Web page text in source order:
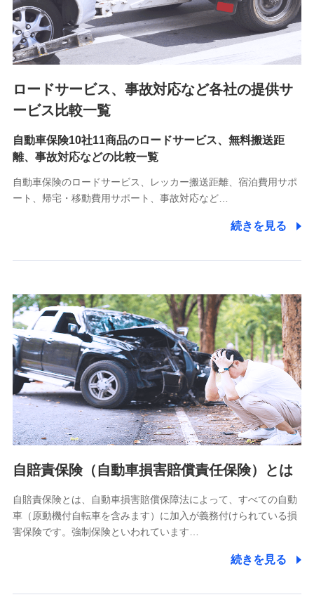
8.取引先個人情報
取引先としての選定業務、営業情報の提供業務、契約締結手
続き業務、取引管理業務、およびこれらに準ずる業務の遂行
のため
9.お問い合わせ情報
各種お問い合わせに対応するため
10.受託業務の 個人情報
受託業務の遂行およびこれらに準ずる業務の遂行のため
11.マイカー通勤管理クラウド並びに法人向けASPサー
をお送りするため
分析するため
当社の対応品質向上やお問い合わせ内容の正確な把握のため
個人情報保護管理者の職名、連絡先
株式会社ドコモ・インシュアランス 営業部長
〒103-0013 東京都中央区日本橋人形町2-14-10 アーバン
ネット日本橋ビル 3F
株式会社ドコモ・インシュアランス
個人情報の第三者提供について
除き、第三者に提供いたしません。
業務の委託
当社は利用目的の達成に必要な範囲内において個人情報の取
ロードサービス、事故対応など各社の提供サ
ービス比較一覧
自動車保険10社11商品のロードサービス、無料搬送距
離、事故対応などの比較一覧
自動車保険のロードサービス、レッカー搬送距離、宿泊費用サポ
ート、帰宅・移動費用サポート、事故対応など…
続きを見る
自賠責保険（自動車損害賠償責任保険）とは
自賠責保険とは、自動車損害賠償保障法によって、すべての自動
車（原動機付自転車を含みます）に加入が義務付けられている損
害保険です。強制保険といわれています…
続きを見る